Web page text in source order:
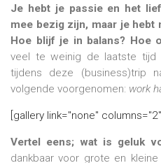
Je hebt je passie en het
mee bezig zijn, maar je
Hoe blijf je in balans? Hoe
veel te weinig de laatste
tijdens deze (business)trip
volgende voorgenomen: work
[gallery link="none"
Vertel eens; wat is geluk
dankbaar voor grote en